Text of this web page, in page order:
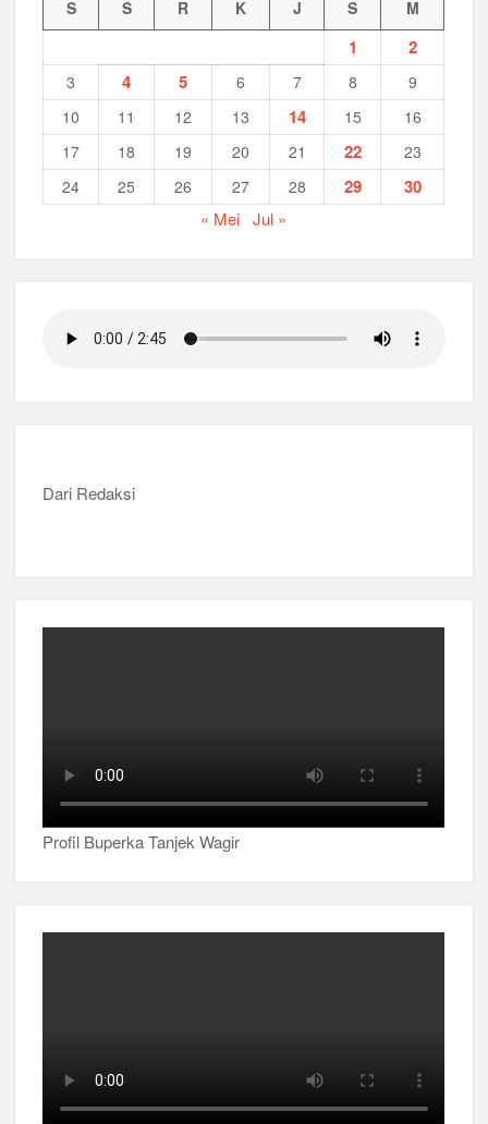
S S R K J S M
1 2
3 4 5 6 7 8
9
10
11 12 13 14 15
16
17
18 19 20 21 22
23
24
25 26 27 28 29 30
« Mei Jul »
Dari Redaksi
Profil Buperka Tanjek Wagir